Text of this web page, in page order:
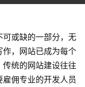
或缺的一部分，无
，网站已成为每个
传统的网站建设往往
佣专业的开发人员